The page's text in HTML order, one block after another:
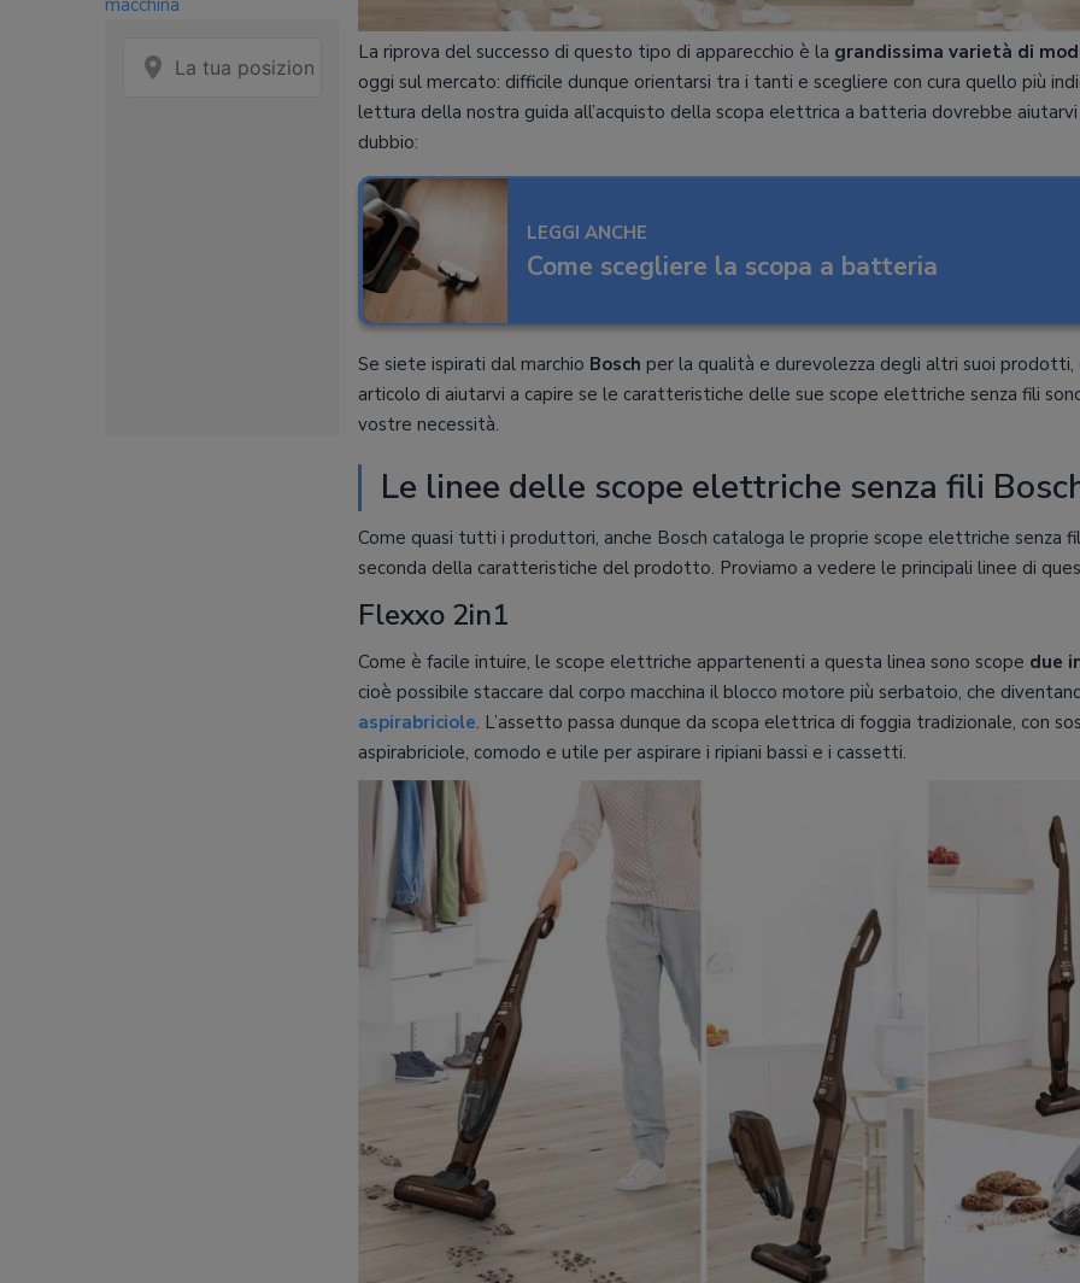
La riprova del successo di questo tipo di apparecchio è la grandissima varietà di
oggi sul mercato: difficile dunque orientarsi tra i tanti e scegliere con cura quello più
lettura della nostra guida all’acquisto della scopa elettrica a batteria dovrebbe
dubbio:
LEGGI ANCHE
Come scegliere la scopa a batteria
Se siete ispirati dal marchio Bosch per la qualità e durevolezza degli altri suoi prodotti,
articolo di aiutarvi a capire se le caratteristiche delle sue scope elettriche senza fili
vostre necessità.
Le linee delle scope elettriche senza fili
Come quasi tutti i produttori, anche Bosch cataloga le proprie scope elettriche senza
seconda della caratteristiche del prodotto. Proviamo a vedere le principali linee di
Flexxo 2in1
Come è facile intuire, le scope elettriche appartenenti a questa linea sono scope due
cioè possibile staccare dal corpo macchina il blocco motore più serbatoio, che
aspirabriciole. L’assetto passa dunque da scopa elettrica di foggia tradizionale, con
aspirabriciole, comodo e utile per aspirare i ripiani bassi e i cassetti.
macchina